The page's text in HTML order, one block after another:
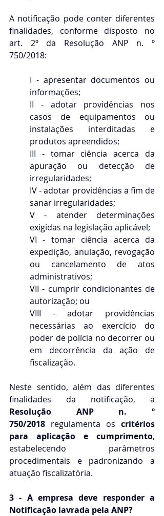
A notificação pode conter diferentes
finalidades, conforme disposto no
art. 2º da Resolução ANP n. º
750/2018:
I - apresentar documentos ou
informações;
II - adotar providências nos
casos de equipamentos ou
instalações interditadas e
produtos apreendidos;
III - tomar ciência acerca da
apuração ou detecção de
irregularidades;
IV - adotar providências a fim de
sanar irregularidades;
V - atender determinações
exigidas na legislação aplicável;
VI - tomar ciência acerca da
expedição, anulação, revogação
ou cancelamento de atos
administrativos;
VII - cumprir condicionantes de
autorização; ou
VIII - adotar providências
necessárias ao exercício do
poder de polícia no decorrer ou
em decorrência da ação de
fiscalização.
Neste sentido, além das diferentes
Resolução ANP n. º
750/2018 regulamenta os critérios
para aplicação e cumprimento,
estabelecendo parâmetros
procedimentais e padronizando a
atuação fiscalizatória.
3 - A empresa deve responder a
Notificação lavrada pela ANP?